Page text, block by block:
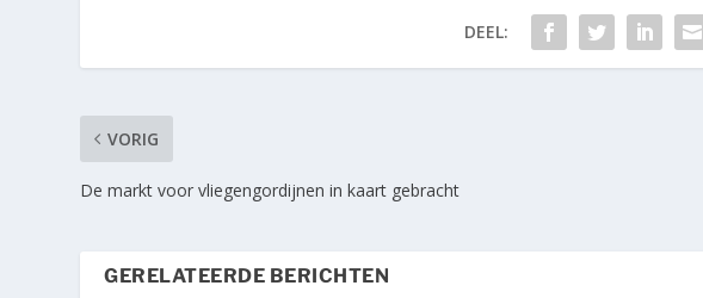
DEEL:
VORIG
De markt voor vliegengordijnen in kaart gebracht
GERELATEERDE BERICHTEN